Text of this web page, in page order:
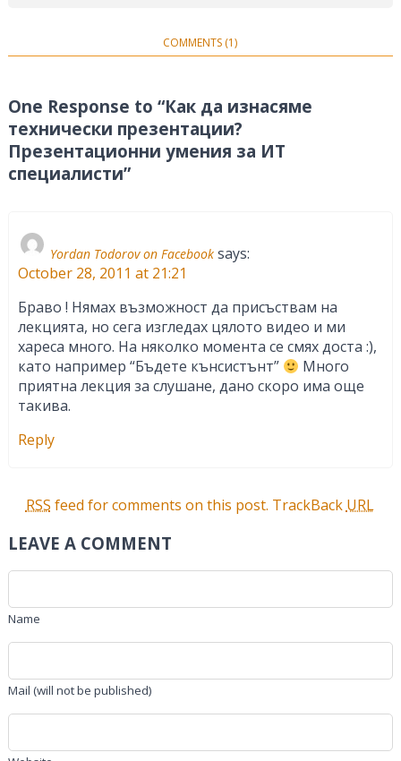
COMMENTS (1)
One Response to “Как да изнасяме
технически презентации?
Презентационни умения за ИТ
специалисти”
Yordan Todorov on Facebook says:
October 28, 2011 at 21:21
Браво ! Нямах възможност да присъствам на
лекцията, но сега изгледах цялото видео и ми
хареса много. На няколко момента се смях доста :),
като например “Бъдете кънсистънт”
Много
приятна лекция за слушане, дано скоро има още
такива.
Reply
RSS feed for comments on this post. TrackBack URL
LEAVE A COMMENT
Name
Mail (will not be published)